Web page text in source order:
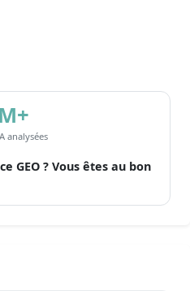
analysées
GEO ? Vous êtes au bon